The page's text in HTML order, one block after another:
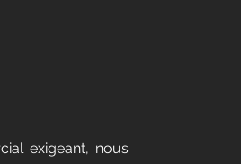
exigeant, nous